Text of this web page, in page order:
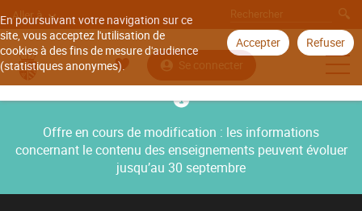
En poursuivant votre navigation sur ce
site, vous acceptez l'utilisation de
cookies à des fins de mesure d'audience
(statistiques anonymes).
Accepter Refuser
Aller à
Se connecter
Offre en cours de modification : les informations
concernant le contenu des enseignements peuvent évoluer
jusqu’au 30 septembre